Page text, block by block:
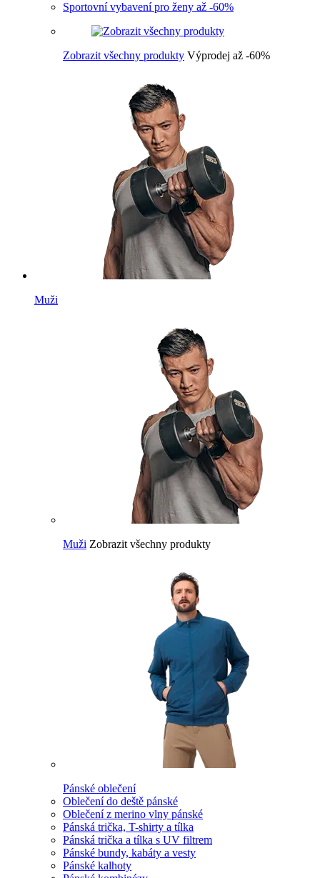
Sportovní vybavení pro ženy až -60%
Zobrazit všechny produkty Výprodej až -60%
Muži
Muži Zobrazit všechny produkty
Pánské oblečení
Oblečení do deště pánské
Oblečení z merino vlny pánské
Pánská trička, T-shirty a tílka
Pánská trička a tílka s UV filtrem
Pánské bundy, kabáty a vesty
Pánské kalhoty